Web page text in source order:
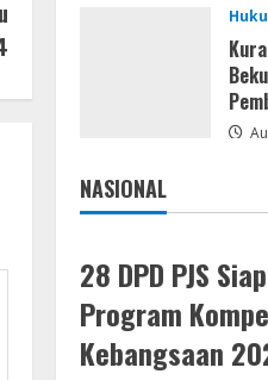
Way
NASIONAL
Jakarta
28 DPD PJS
Program
Kebangsaan